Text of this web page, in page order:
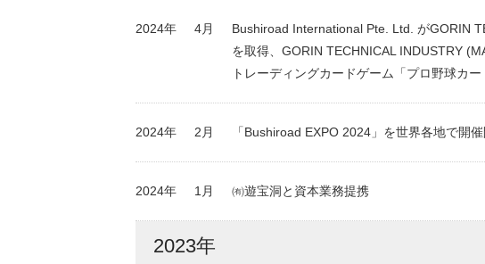
2024年 4月
Bushiroad International Pte. Ltd. がGORIN
を取得、GORIN TECHNICAL INDUSTRY
トレーディングカードゲーム「プロ野球カ
2024年 2月 「Bushiroad EXPO 2024」を世界各地で開
2024年 1月 ㈲遊宝洞と資本業務提携
2023年